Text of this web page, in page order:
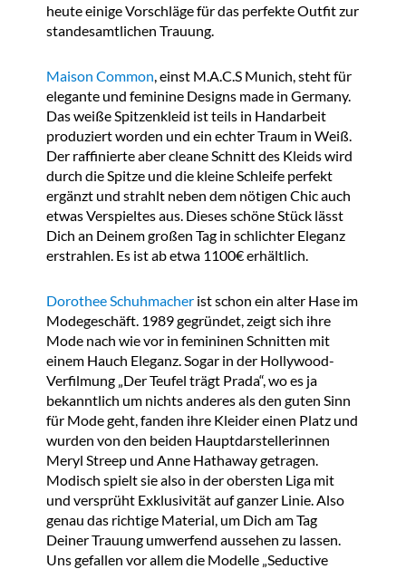
heute einige Vorschläge für das perfekte Outfit zur
standesamtlichen Trauung.
Maison Common, einst M.A.C.S Munich, steht für
elegante und feminine Designs made in Germany.
Das weiße Spitzenkleid ist teils in Handarbeit
produziert worden und ein echter Traum in Weiß.
Der raffinierte aber cleane Schnitt des Kleids wird
durch die Spitze und die kleine Schleife perfekt
ergänzt und strahlt neben dem nötigen Chic auch
etwas Verspieltes aus. Dieses schöne Stück lässt
Dich an Deinem großen Tag in schlichter Eleganz
erstrahlen. Es ist ab etwa 1100€ erhältlich.
Dorothee Schuhmacher ist schon ein alter Hase im
Modegeschäft. 1989 gegründet, zeigt sich ihre
Mode nach wie vor in femininen Schnitten mit
einem Hauch Eleganz. Sogar in der Hollywood-
Verfilmung „Der Teufel trägt Prada“, wo es ja
bekanntlich um nichts anderes als den guten Sinn
für Mode geht, fanden ihre Kleider einen Platz und
wurden von den beiden Hauptdarstellerinnen
Meryl Streep und Anne Hathaway getragen.
Modisch spielt sie also in der obersten Liga mit
und versprüht Exklusivität auf ganzer Linie. Also
genau das richtige Material, um Dich am Tag
Deiner Trauung umwerfend aussehen zu lassen.
Uns gefallen vor allem die Modelle „Seductive